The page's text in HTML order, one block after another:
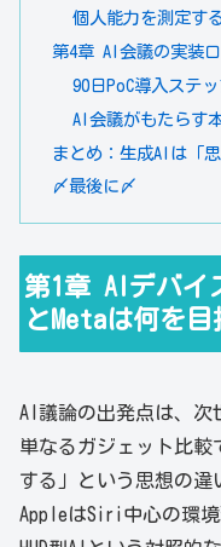
個人能力を測定す
第4章 AI会議の実装
90日PoC導入ステ
AI会議がもたらす
まとめ：生成AIは「
〆最後に〆
第1章 AIデバ
とMetaは何を
AI議論の出発点は、次
単なるガジェット比較
する」という思想の違
AppleはSiri中心の環境